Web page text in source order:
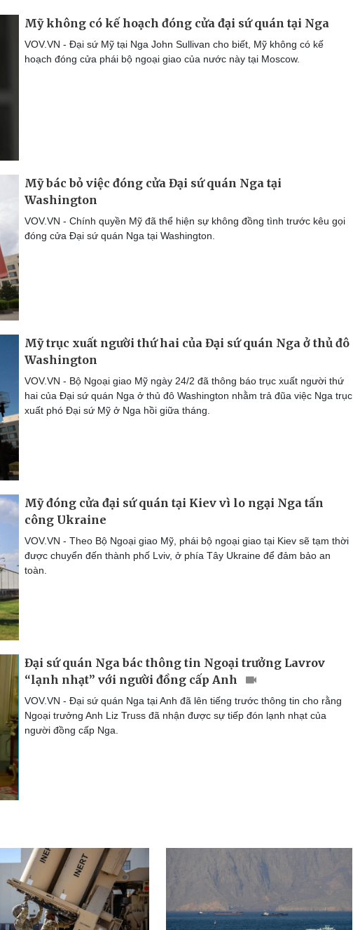
Mỹ không có kế hoạch đóng cửa đại sứ quán tại Nga
VOV.VN - Đại sứ Mỹ tại Nga John Sullivan cho biết, Mỹ không có kế
hoạch đóng cửa phái bộ ngoại giao của nước này tại Moscow.
Mỹ bác bỏ việc đóng cửa Đại sứ quán Nga tại
Washington
VOV.VN - Chính quyền Mỹ đã thể hiện sự không đồng tình trước kêu gọi
đóng cửa Đại sứ quán Nga tại Washington.
Mỹ trục xuất người thứ hai của Đại sứ quán Nga ở thủ đô
Washington
VOV.VN - Bộ Ngoại giao Mỹ ngày 24/2 đã thông báo trục xuất người thứ
hai của Đại sứ quán Nga ở thủ đô Washington nhằm trả đũa việc Nga trục
xuất phó Đại sứ Mỹ ở Nga hồi giữa tháng.
Mỹ đóng cửa đại sứ quán tại Kiev vì lo ngại Nga tấn
công Ukraine
VOV.VN - Theo Bộ Ngoại giao Mỹ, phái bộ ngoại giao tại Kiev sẽ tạm thời
được chuyển đến thành phố Lviv, ở phía Tây Ukraine để đảm bảo an
toàn.
Đại sứ quán Nga bác thông tin Ngoại trưởng Lavrov
“lạnh nhạt” với người đồng cấp Anh
VOV.VN - Đại sứ quán Nga tại Anh đã lên tiếng trước thông tin cho rằng
Ngoại trưởng Anh Liz Truss đã nhận được sự tiếp đón lạnh nhạt của
người đồng cấp Nga.